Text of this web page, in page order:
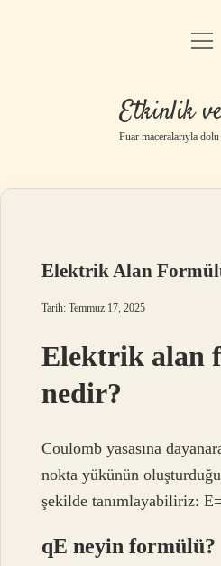
Anasayfa
Gizlilik
Yasal
Etkinlik
Fuar maceralarıyla
Elektrik Alan
Tarih: Temmuz 17, 2025
Elektrik alan
nedir?
Coulomb yasasına
nokta yükünün
şekilde tanımlayabiliriz:
qE neyin formülü?